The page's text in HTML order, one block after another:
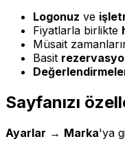
Logonuz ve
Fiyatlarla birlikte
Müsait
Basit
Sayfanızı
Ayarlar → Marka'ya